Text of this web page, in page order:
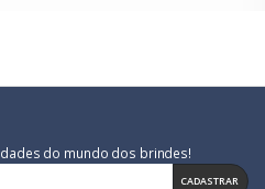
do mundo dos brindes!
CADASTRAR